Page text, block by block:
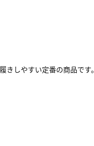
しやすい定番の商品です。